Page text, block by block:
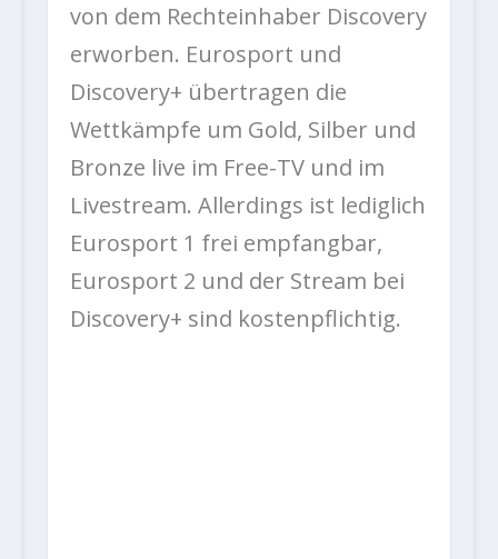
von dem Rechteinhaber Discovery
erworben. Eurosport und
Discovery+ übertragen die
Wettkämpfe um Gold, Silber und
Bronze live im Free-TV und im
Livestream. Allerdings ist lediglich
Eurosport 1 frei empfangbar,
Eurosport 2 und der Stream bei
Discovery+ sind kostenpflichtig.